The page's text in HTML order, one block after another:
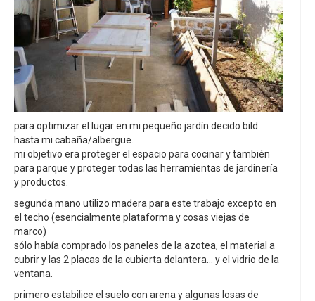
para optimizar el lugar en mi pequeño jardín decido bild
hasta mi cabaña/albergue.
mi objetivo era proteger el espacio para cocinar y también
para parque y proteger todas las herramientas de jardinería
y productos.
segunda mano utilizo madera para este trabajo excepto en
el techo (esencialmente plataforma y cosas viejas de
marco)
sólo había comprado los paneles de la azotea, el material a
cubrir y las 2 placas de la cubierta delantera... y el vidrio de la
ventana.
primero estabilice el suelo con arena y algunas losas de